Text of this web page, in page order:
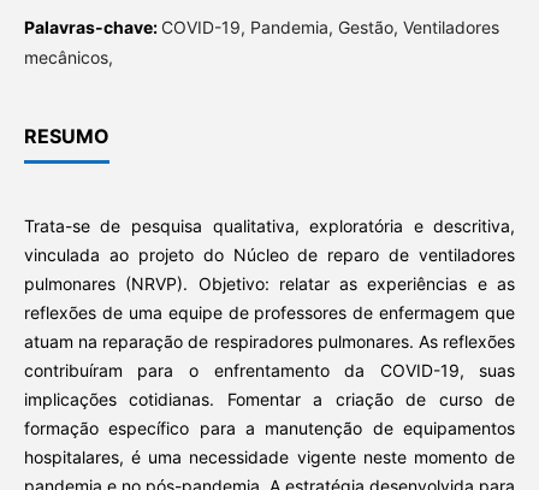
Palavras-chave: COVID-19, Pandemia, Gestão, Ventiladores
mecânicos,
RESUMO
Trata-se de pesquisa qualitativa, exploratória e descritiva,
vinculada ao projeto do Núcleo de reparo de ventiladores
pulmonares (NRVP). Objetivo: relatar as experiências e as
reflexões de uma equipe de professores de enfermagem que
atuam na reparação de respiradores pulmonares. As reflexões
contribuíram para o enfrentamento da COVID-19, suas
implicações cotidianas. Fomentar a criação de curso de
formação específico para a manutenção de equipamentos
hospitalares, é uma necessidade vigente neste momento de
pandemia e no pós-pandemia. A estratégia desenvolvida para